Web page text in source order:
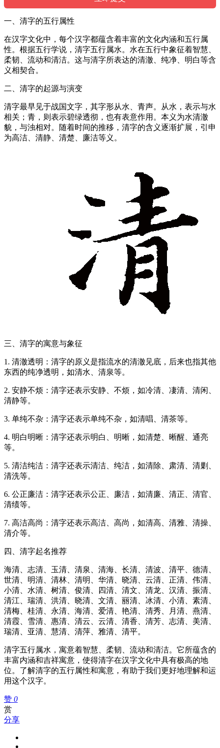
一、清字的五行属性
在汉字文化中，每个汉字都蕴含着丰富的文化内涵和五行属
性。根据五行学说，清字五行属水。水在五行中象征着智慧、
柔韧、流动和清洁。这与清字所表达的清澈、纯净、明白等含
义相契合。
二、清字的起源与演变
清字最早见于战国文字，其字形从水、青声。从水，表示与水
相关；青，则表示碧绿透彻，也有表意作用。本义为水清澈
貌，与浊相对。随着时间的推移，清字的含义逐渐扩展，引申
为高洁、清静、清楚、廉洁等义。
三、清字的寓意与象征
1. 清澈透明：清字的原义是指流水的清澈见底，后来也指其他
东西的纯净透明，如清水、清泉等。
2. 安静不烦：清字还表示安静、不烦，如冷清、凄清、清闲、
清静等。
3. 单纯不杂：清字还表示单纯不杂，如清唱、清茶等。
4. 明白明晰：清字还表示明白、明晰，如清楚、晰醒、通亮
等。
5. 清洁纯洁：清字还表示清洁、纯洁，如清除、肃清、清剿、
清洗等。
6. 公正廉洁：清字还表示公正、廉洁，如清廉、清正、清官、
清绩等。
7. 高洁高尚：清字还表示高洁、高尚，如清高、清雅、清操、
清介等。
四、清字起名推荐
海清、志清、玉清、清泉、清海、长清、清波、清平、德清、
世清、明清、清林、清明、华清、晓清、云清、正清、伟清、
小清、水清、树清、俊清、四清、清文、清龙、汉清、振清、
清江、瑞清、洪清、晓清、文清、丽清、冰清、小清、素清、
清梅、桂清、永清、海清、爱清、艳清、清秀、月清、燕清、
清霞、雪清、惠清、清云、云清、清香、清芳、志清、美清、
瑞清、亚清、慧清、清萍、雅清、清平。
清字五行属水，寓意着智慧、柔韧、流动和清洁。它所蕴含的
丰富内涵和吉祥寓意，使得清字在汉字文化中具有极高的地
位。了解清字的五行属性和寓意，有助于我们更好地理解和运
用这个汉字。
赞 0
赏
分享